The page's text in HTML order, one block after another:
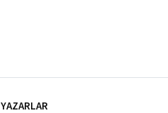
YAZARLAR